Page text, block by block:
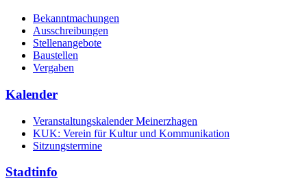
Bekanntmachungen
Ausschreibungen
Stellenangebote
Baustellen
Vergaben
Kalender
Veranstaltungskalender Meinerzhagen
KUK: Verein für Kultur und Kommunikation
Sitzungstermine
Stadtinfo